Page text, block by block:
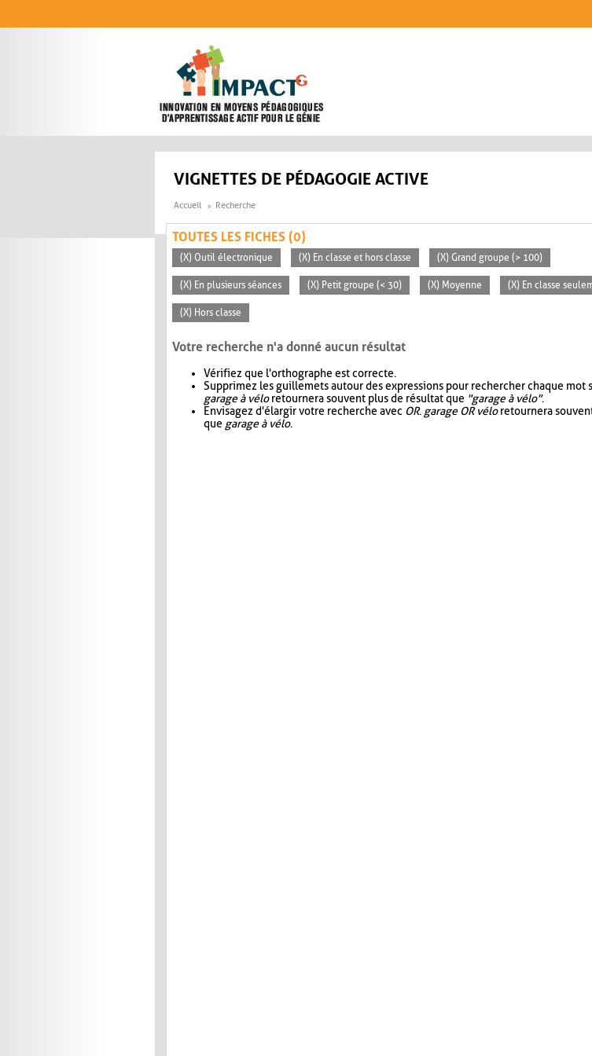
VIGNETTES DE PÉDAGOGIE ACTIVE
Accueil Recherche
TOUTES LES FICHES (0)
(X) Outil électronique (X) En classe et hors classe (X) Grand groupe (> 100)
(X) En plusieurs séances (X) Petit groupe (< 30) (X) Moyenne (X) En classe
(X) Hors classe
Votre recherche n'a donné aucun résultat
Vérifiez que l'orthographe est correcte.
Supprimez les guillemets autour des expressions pour rechercher chaque mot
garage à véloretournera souvent plus de résultat que "garage à vélo".
Envisagez d'élargir votre recherche avec OR. garage OR véloretournera
que garage à vélo.